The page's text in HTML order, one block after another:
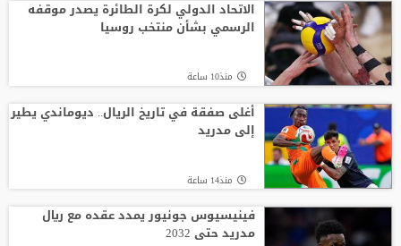
الاتحاد الدولي لكرة الطائرة يصدر موقفه
الرسمي بشأن منتخب روسيا
منذ10 ساعة
أغلى صفقة في تاريخ الريال.. ديوماندي يطير
إلى مدريد
منذ14 ساعة
فينيسيوس جونيور يمدد عقده مع ريال
مدريد حتى 2032